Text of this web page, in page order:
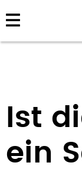
Direkt
zum
Ist
ein